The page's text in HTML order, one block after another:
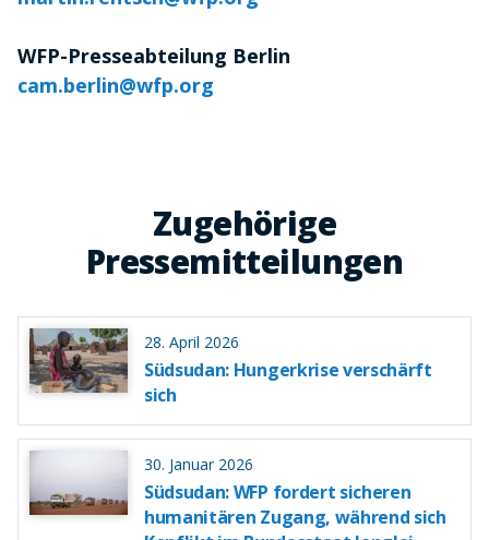
WFP-Presseabteilung Berlin
cam.berlin@wfp.org
Zugehörige
Pressemitteilungen
28. April 2026
Südsudan: Hungerkrise verschärft
sich
30. Januar 2026
Südsudan: WFP fordert sicheren
humanitären Zugang, während sich